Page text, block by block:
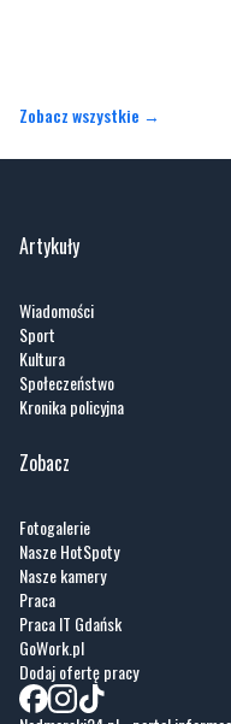
Zobacz wszystkie →
Artykuły
Wiadomości
Sport
Kultura
Społeczeństwo
Kronika policyjna
Zobacz
Fotogalerie
Nasze HotSpoty
Nasze kamery
Praca
Praca IT Gdańsk
GoWork.pl
Dodaj ofertę pracy